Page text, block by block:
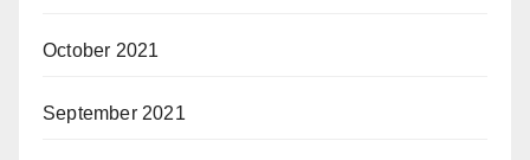
October 2021
September 2021